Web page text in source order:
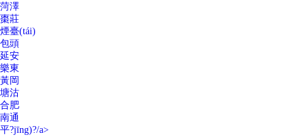
菏澤
棗莊
煙臺(tái)
包頭
延安
樂東
黃岡
塘沽
合肥
南通
平?jīng)?/a>